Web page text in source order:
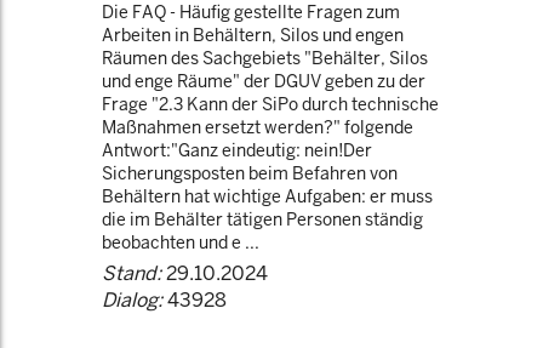
Die FAQ - Häufig gestellte Fragen zum
Arbeiten in Behältern, Silos und engen
Räumen des Sachgebiets "Behälter, Silos
und enge Räume" der DGUV geben zu der
Frage "2.3 Kann der SiPo durch technische
Maßnahmen ersetzt werden?" folgende
Antwort:"Ganz eindeutig: nein!Der
Sicherungsposten beim Befahren von
Behältern hat wichtige Aufgaben: er muss
die im Behälter tätigen Personen ständig
beobachten und e ...
Stand:29.10.2024
Dialog:43928